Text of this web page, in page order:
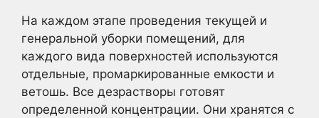
На каждом этапе проведения текущей и
генеральной уборки помещений, для
каждого вида поверхностей используются
отдельные, промаркированные емкости и
ветошь. Все дезрастворы готовят
определенной концентрации. Они хранятся с